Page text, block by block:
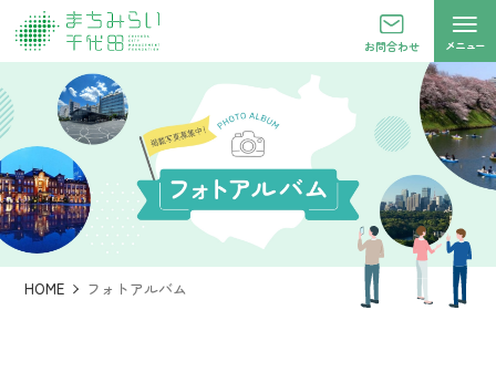
お問合わせ メニュー
HOME フォトアルバム